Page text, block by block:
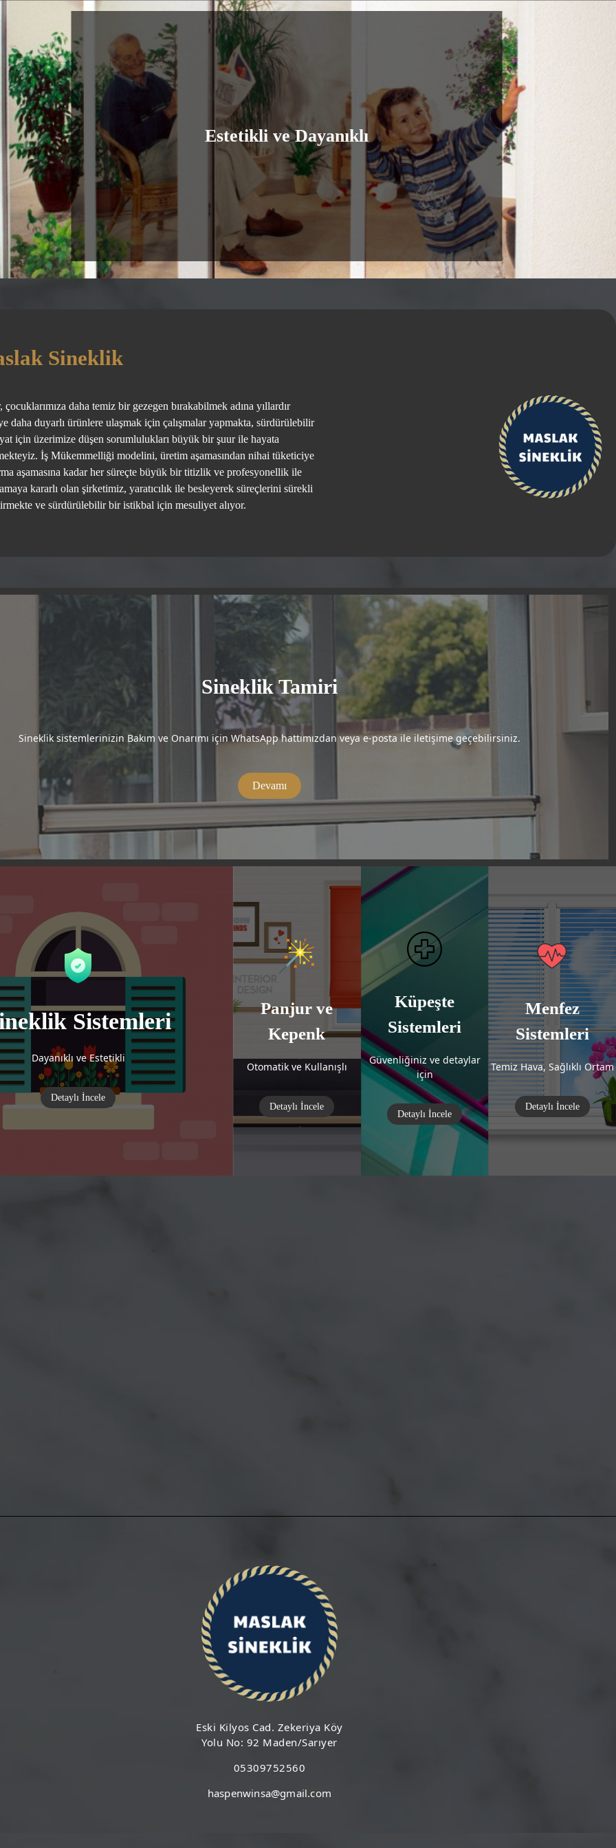
Estetikli ve Dayanıklı
Sineklik
çocuklarımıza daha temiz bir gezegen bırakabilmek adına yıllardır
daha duyarlı ürünlere ulaşmak için çalışmalar yapmakta, sürdürülebilir
için üzerimize düşen sorumlulukları büyük bir şuur ile hayata
İş Mükemmelliği modelini, üretim aşamasından nihai tüketiciye
aşamasına kadar her süreçte büyük bir titizlik ve profesyonellik ile
kararlı olan şirketimiz, yaratıcılık ile besleyerek süreçlerini sürekli
ve sürdürülebilir bir istikbal için mesuliyet alıyor.
Sineklik Tamiri
Sineklik sistemlerinizin Bakım ve Onarımı için WhatsApp hattımızdan veya e-posta ile iletişime geçebilirsiniz.
Devamı
Sistemleri
Dayanıklı ve Estetikli
Detaylı İncele
Panjur ve
Kepenk
Otomatik ve Kullanışlı
Detaylı İncele
Küpeşte
Sistemleri
Güvenliğiniz ve detaylar
için
Detaylı İncele
Menfez
Sistemleri
Temiz Hava, Sağlıklı Ortam
Detaylı İncele
Eski Kilyos Cad. Zekeriya Köy
Yolu No: 92 Maden/Sarıyer
05309752560
haspenwinsa@gmail.com